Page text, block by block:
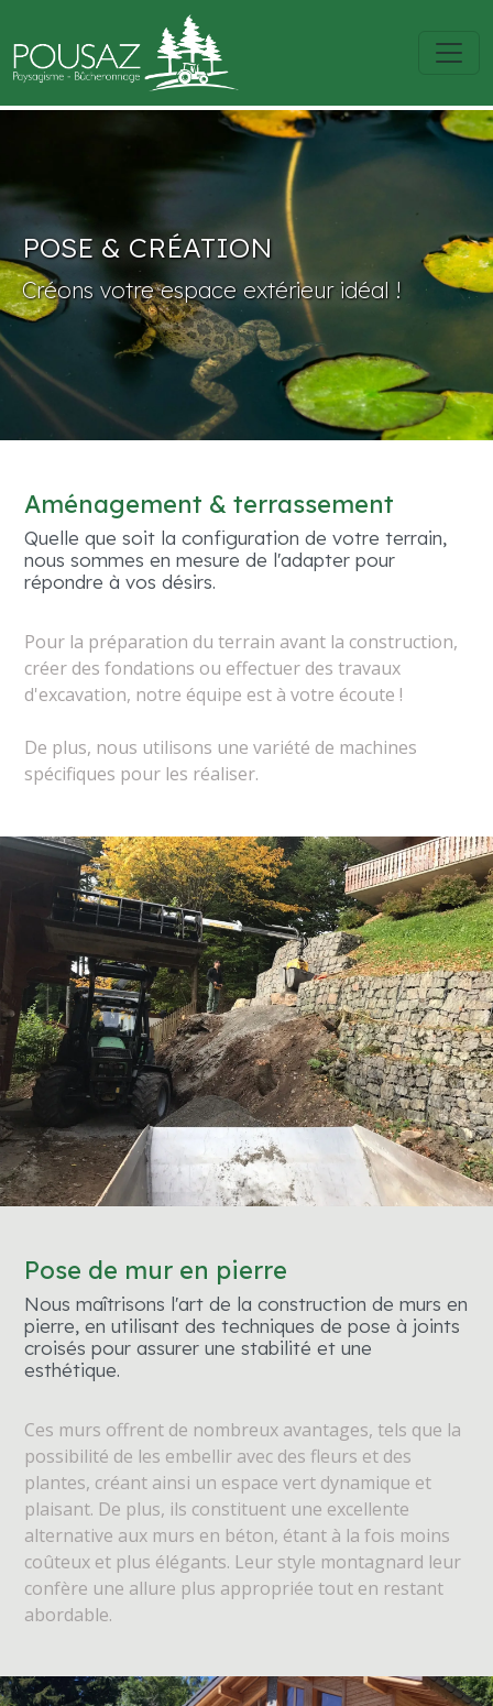
POSE & CRÉATION
Créons votre espace extérieur idéal !
Aménagement & terrassement
Quelle que soit la configuration de votre terrain,
nous sommes en mesure de l'adapter pour
répondre à vos désirs.
Pour la préparation du terrain avant la construction,
créer des fondations ou effectuer des travaux
d'excavation, notre équipe est à votre écoute !
De plus, nous utilisons une variété de machines
spécifiques pour les réaliser.
Pose de mur en pierre
Nous maîtrisons l'art de la construction de murs en
pierre, en utilisant des techniques de pose à joints
croisés pour assurer une stabilité et une
esthétique.
Ces murs offrent de nombreux avantages, tels que la
possibilité de les embellir avec des fleurs et des
plantes, créant ainsi un espace vert dynamique et
plaisant. De plus, ils constituent une excellente
alternative aux murs en béton, étant à la fois moins
coûteux et plus élégants. Leur style montagnard leur
confère une allure plus appropriée tout en restant
abordable.